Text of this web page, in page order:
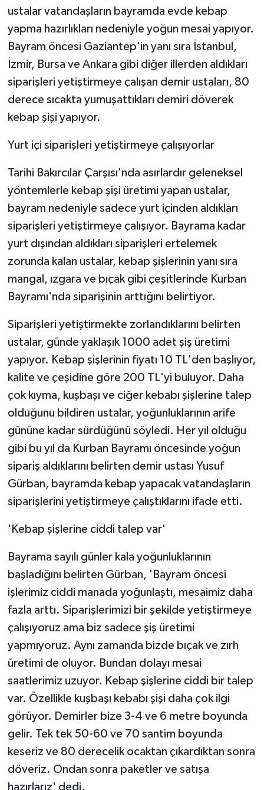
ustalar vatandaşların bayramda evde kebap
yapma hazırlıkları nedeniyle yoğun mesai yapıyor.
Bayram öncesi Gaziantep'in yanı sıra İstanbul,
İzmir, Bursa ve Ankara gibi diğer illerden aldıkları
siparişleri yetiştirmeye çalışan demir ustaları, 80
derece sıcakta yumuşattıkları demiri döverek
kebap şişi yapıyor.
Yurt içi siparişleri yetiştirmeye çalışıyorlar
Tarihi Bakırcılar Çarşısı'nda asırlardır geleneksel
yöntemlerle kebap şişi üretimi yapan ustalar,
bayram nedeniyle sadece yurt içinden aldıkları
siparişleri yetiştirmeye çalışıyor. Bayrama kadar
yurt dışından aldıkları siparişleri ertelemek
zorunda kalan ustalar, kebap şişlerinin yanı sıra
mangal, ızgara ve bıçak gibi çeşitlerinde Kurban
Bayramı'nda siparişinin arttığını belirtiyor.
Siparişleri yetiştirmekte zorlandıklarını belirten
ustalar, günde yaklaşık 1000 adet şiş üretimi
yapıyor. Kebap şişlerinin fiyatı 10 TL'den başlıyor,
kalite ve çeşidine göre 200 TL'yi buluyor. Daha
çok kıyma, kuşbaşı ve ciğer kebabı şişlerine talep
olduğunu bildiren ustalar, yoğunluklarının arife
gününe kadar sürdüğünü söyledi. Her yıl olduğu
gibi bu yıl da Kurban Bayramı öncesinde yoğun
sipariş aldıklarını belirten demir ustası Yusuf
Gürban, bayramda kebap yapacak vatandaşların
siparişlerini yetiştirmeye çalıştıklarını ifade etti.
'Kebap şişlerine ciddi talep var'
Bayrama sayılı günler kala yoğunluklarının
başladığını belirten Gürban, 'Bayram öncesi
işlerimiz ciddi manada yoğunlaştı, mesaimiz daha
fazla arttı. Siparişlerimizi bir şekilde yetiştirmeye
çalışıyoruz ama biz sadece şiş üretimi
yapmıyoruz. Aynı zamanda bizde bıçak ve zırh
üretimi de oluyor. Bundan dolayı mesai
saatlerimiz uzuyor. Kebap şişlerine ciddi bir talep
var. Özellikle kuşbaşı kebabı şişi daha çok ilgi
görüyor. Demirler bize 3-4 ve 6 metre boyunda
gelir. Tek tek 50-60 ve 70 santim boyunda
keseriz ve 80 derecelik ocaktan çıkardıktan sonra
döveriz. Ondan sonra paketler ve satışa
hazırlarız' dedi.
Spor